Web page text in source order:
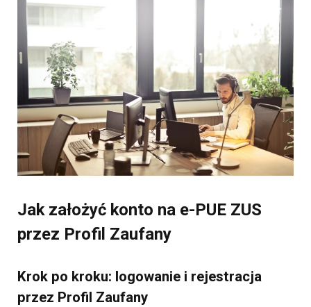
Jak założyć konto na e-PUE ZUS
przez Profil Zaufany
Krok po kroku: logowanie i rejestracja
przez Profil Zaufany